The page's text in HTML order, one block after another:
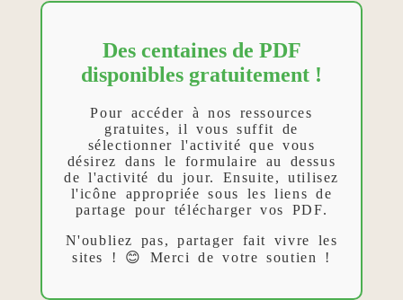
Des centaines de PDF
disponibles gratuitement !
Pour accéder à nos ressources
gratuites, il vous suffit de
sélectionner l'activité que vous
désirez dans le formulaire au dessus
de l'activité du jour. Ensuite, utilisez
l'icône appropriée sous les liens de
partage pour télécharger vos PDF.
N'oubliez pas, partager fait vivre les
sites ! 😊 Merci de votre soutien !